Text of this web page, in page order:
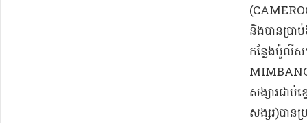
និង​បាន​ប្រា
កន្លែង​ប៉ូលីស​
សង្សារ​ជាប់​
ស​ង្ស​រ​)​បាន​